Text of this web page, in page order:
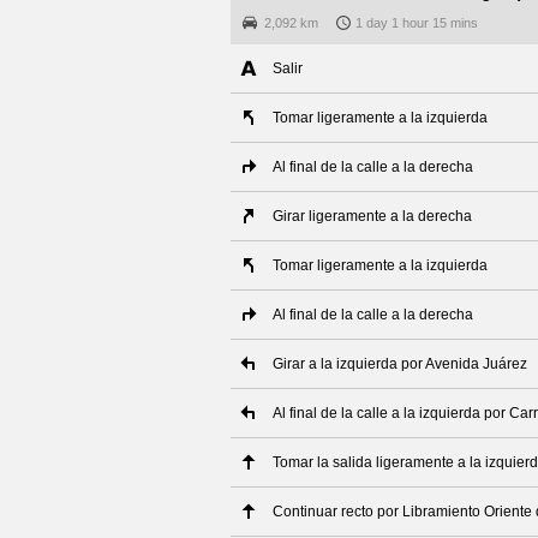
2,092 km 1 day 1 hour 15 mins
Salir
Tomar ligeramente a la izquierda
Al final de la calle a la derecha
Girar ligeramente a la derecha
Tomar ligeramente a la izquierda
Al final de la calle a la derecha
Girar a la izquierda por Avenida Juárez
Al final de la calle a la izquierda por
Tomar la salida ligeramente a la
Continuar recto por Libramiento Oriente